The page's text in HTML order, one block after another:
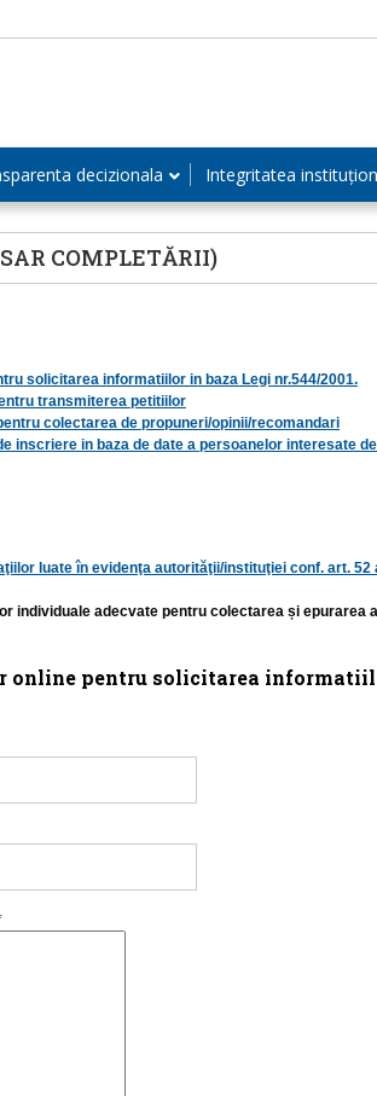
decizionala Integritatea
COMPLETĂRII)
solicitarea informatiilor in baza Legi nr.544/2001.
transmiterea petitiilor
colectarea de propuneri/opinii/recomandari
inscriere in baza de date a persoanelor interesate
luate în evidenţa autorităţii/instituţiei conf. art. 52
individuale adecvate pentru colectarea și epurarea
online pentru solicitarea